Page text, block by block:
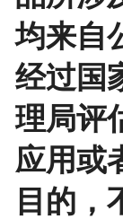
均来自
经过国
理局评
应用或
目的，